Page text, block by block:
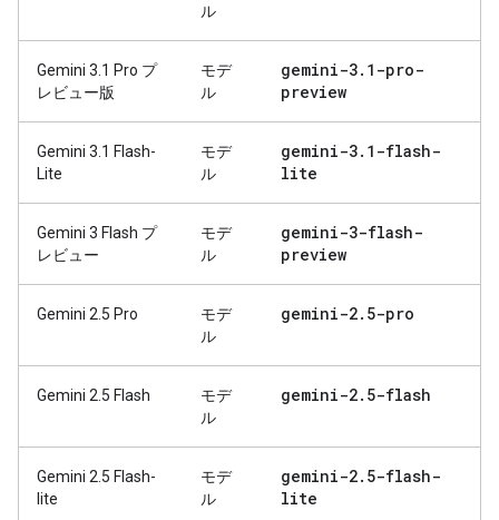
ル
Gemini 3.1 Pro プ
レビュー版
モデ
ル
gemini-3. 1-pro-
preview
Gemini 3.1 Flash-
Lite
モデ
ル
gemini-3. 1-flash-
lite
Gemini 3 Flash プ
レビュー
モデ
ル
gemini-3-flash-
preview
Gemini 2.5 Pro
モデ
ル
gemini-2. 5-pro
Gemini 2.5 Flash
モデ
ル
gemini-2. 5-flash
Gemini 2.5 Flash-
lite
モデ
ル
gemini-2. 5-flash-
lite